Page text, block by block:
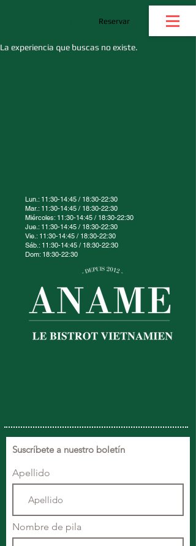
Reservar
La experiencia que buscas no existe.
Lun.: 11:30-14:45 / 18:30-22:30
Mar.: 11:30-14:45 / 18:30-22:30
Miércoles: 11:30-14:45 / 18:30-22:30
Jue.: 11:30-14:45 / 18:30-22:30
Vie.: 11:30-14:45 / 18:30-22:30
Sáb.: 11:30-14:45 / 18:30-22:30
Dom: 18:30-22:30
Suscríbete a nuestro boletín
Apellido
Nombre de pila